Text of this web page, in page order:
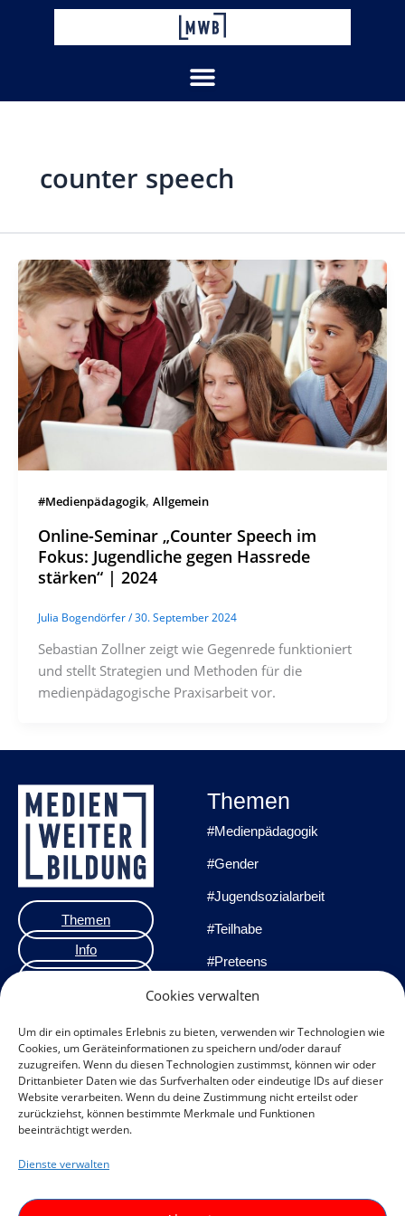
Cookies verwalten
Um dir ein optimales Erlebnis zu bieten, verwenden wir Technologien wie
Cookies, um Geräteinformationen zu speichern und/oder darauf
zuzugreifen. Wenn du diesen Technologien zustimmst, können wir oder
Drittanbieter Daten wie das Surfverhalten oder eindeutige IDs auf dieser
Website verarbeiten. Wenn du deine Zustimmung nicht erteilst oder
zurückziehst, können bestimmte Merkmale und Funktionen
beeinträchtigt werden.
Dienste verwalten
counter speech
#Medienpädagogik, Allgemein
Online-Seminar „Counter Speech im
Fokus: Jugendliche gegen Hassrede
stärken“ | 2024
Julia Bogendörfer/30. September 2024
Sebastian Zollner zeigt wie Gegenrede funktioniert
und stellt Strategien und Methoden für die
medienpädagogische Praxisarbeit vor.
Themen
Info
Impressum
Datenschutzerklärung
Datenschutz
Themen
#Medienpädagogik
#Gender
#Jugendsozialarbeit
#Teilhabe
#Preteens
#Praxisprojekte
#Methoden